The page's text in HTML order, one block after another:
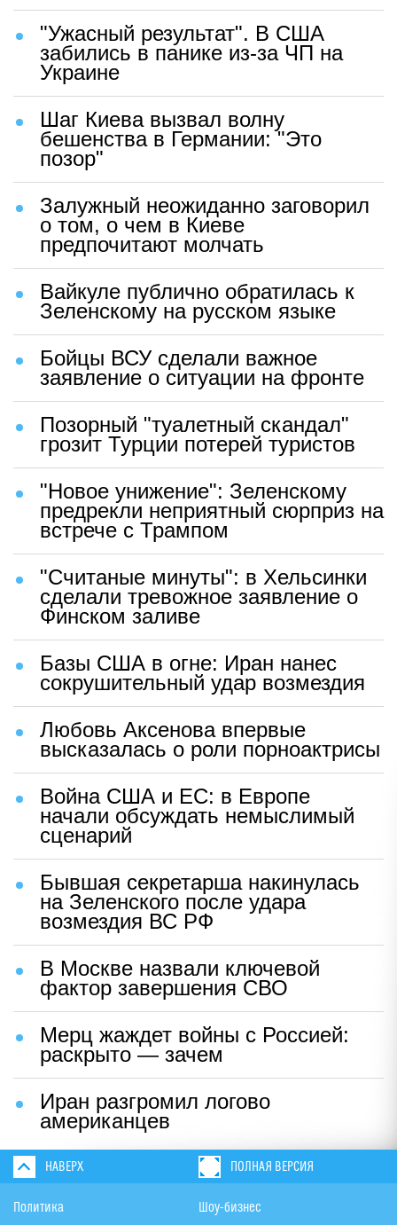
"Ужасный результат". В США
забились в панике из-за ЧП на
Украине
Шаг Киева вызвал волну
бешенства в Германии: "Это
позор"
Залужный неожиданно заговорил
о том, о чем в Киеве
предпочитают молчать
Вайкуле публично обратилась к
Зеленскому на русском языке
Бойцы ВСУ сделали важное
заявление о ситуации на фронте
Позорный "туалетный скандал"
грозит Турции потерей туристов
"Новое унижение": Зеленскому
предрекли неприятный сюрприз на
встрече с Трампом
"Считаные минуты": в Хельсинки
сделали тревожное заявление о
Финском заливе
Базы США в огне: Иран нанес
сокрушительный удар возмездия
Любовь Аксенова впервые
высказалась о роли порноактрисы
Война США и ЕС: в Европе
начали обсуждать немыслимый
сценарий
Бывшая секретарша накинулась
на Зеленского после удара
возмездия ВС РФ
В Москве назвали ключевой
фактор завершения СВО
Мерц жаждет войны с Россией:
раскрыто — зачем
Иран разгромил логово
американцев
НАВЕРХ ПОЛНАЯ ВЕРСИЯ
Политика Шоу-бизнес